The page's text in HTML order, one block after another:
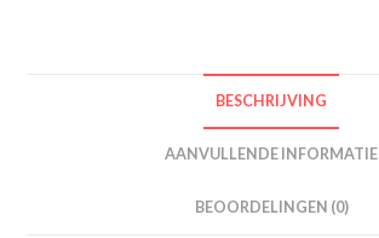
BESCHRIJVING
AANVULLENDE INFORMATIE
BEOORDELINGEN (0)